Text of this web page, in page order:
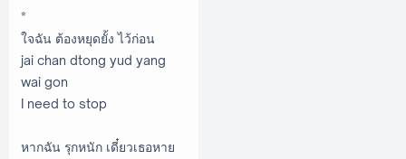
*
ใจฉัน ต้องหยุดยั้ง ไว้ก่อน
jai chan dtong yud yang
wai gon
I need to stop
หากฉัน รุกหนัก เดี๋ยวเธอหาย